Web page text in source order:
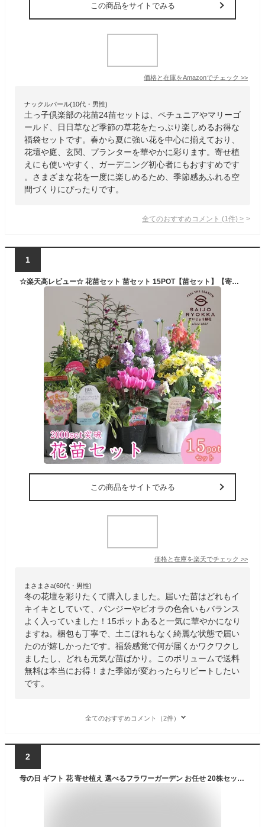
この商品をサイトでみる
価格と在庫をAmazonでチェック >>
ナックルバール(10代・男性)
土っ子倶楽部の花苗24苗セットは、ペチュニアやマリーゴ
ールド、日日草など季節の草花をたっぷり楽しめるお得な
福袋セットです。春から夏に強い花を中心に揃えており、
花壇や庭、玄関、プランターを華やかに彩ります。寄せ植
えにも使いやすく、ガーデニング初心者にもおすすめです
。さまざまな花を一度に楽しめるため、季節感あふれる空
間づくりにぴったりです。
全てのおすすめコメント (1 件) >
1
☆楽天高レビュー☆ 花苗セット 苗セット 15POT【苗セット】【寄せ植えセット】【クリスマス】【花壇苗】【ギフトにおすすめ】【福袋】送料無料【北海道・沖縄不可】【ほかの商品との同梱不可】【寄せ植えに】【贈り物】【誕生日】【パンジー】【ビオラ】
この商品をサイトでみる
価格と在庫を楽天でチェック >>
まさまさa(60代・男性)
冬の花壇を彩りたくて購入しました。届いた苗はどれもイ
キイキとしていて、パンジーやビオラの色合いもバランス
よく入っていました！15ポットあると一気に華やかになり
ますね。梱包も丁寧で、土こぼれもなく綺麗な状態で届い
たのが嬉しかったです。福袋感覚で何が届くかワクワクし
ましたし、どれも元気な苗ばかり。このボリュームで送料
無料は本当にお得！また季節が変わったらリピートしたい
です。
全てのおすすめコメント（2件）
2
母の日 ギフト 花 寄せ植え 選べるフラワーガーデン お任せ 20株セット 季節のフラワー寄せ植えセット 誕生日 寄せ植え プレゼント 寄植え 宿根草 一年草 庭いじり 庭お手入れ 福袋 開店祝い